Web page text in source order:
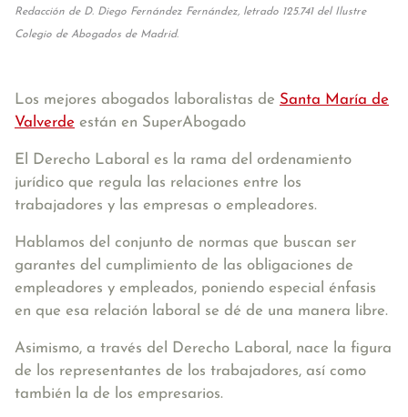
Redacción de D. Diego Fernández Fernández, letrado 125.741 del Ilustre
Colegio de Abogados de Madrid.
Los mejores abogados laboralistas de Santa María de
Valverde están en SuperAbogado
El Derecho Laboral es la rama del ordenamiento
jurídico que regula las relaciones entre los
trabajadores y las empresas o empleadores.
Hablamos del conjunto de normas que buscan ser
garantes del cumplimiento de las obligaciones de
empleadores y empleados, poniendo especial énfasis
en que esa relación laboral se dé de una manera libre.
Asimismo, a través del Derecho Laboral, nace la figura
de los representantes de los trabajadores, así como
también la de los empresarios.